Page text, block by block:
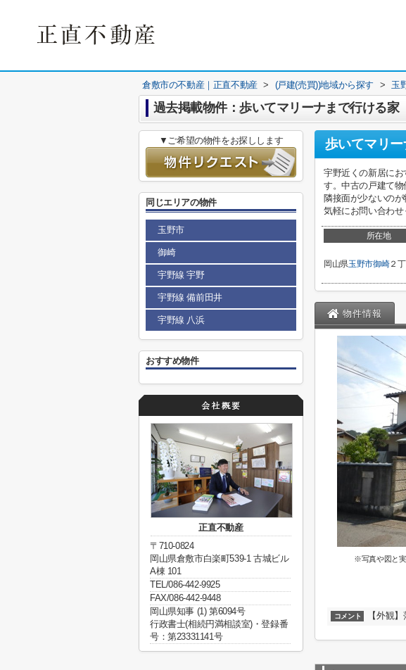
倉敷市の不動産｜正直不動産 > (戸建(売買))地域から探す > 玉
過去掲載物件：歩いてマリーナまで行ける家
歩いてマリ
宇野近くの新居に
す。中古の戸建て
隣接面が少ないの
気軽にお問い合わせ
所在地
岡山県玉野市御崎２
物件情報
※写真や図と
コメント 【外観
▼ご希望の物件をお探しします
同じエリアの物件
玉野市
御崎
宇野線 宇野
宇野線 備前田井
宇野線 八浜
おすすめ物件
正直不動産
〒710-0824
岡山県倉敷市白楽町539-1 古城ビル
A棟 101
TEL/086-442-9925
FAX/086-442-9448
岡山県知事 (1) 第6094号
行政書士(相続円満相談室)・登録番
号：第23331141号